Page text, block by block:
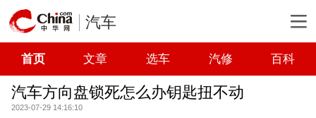
汽车
首页 文章 选车 汽修 百科
汽车方向盘锁死怎么办钥匙扭不动
2023-07-29 14:16:10